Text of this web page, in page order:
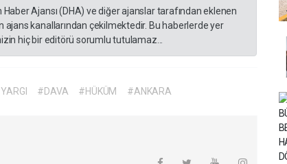
Ajansı (DHA) ve diğer ajanslar tarafından eklenen
kanallarından çekilmektedir. Bu haberlerde yer
hiç bir editörü sorumlu tutulamaz...
#DAVA #HÜKÜM #ANKARA